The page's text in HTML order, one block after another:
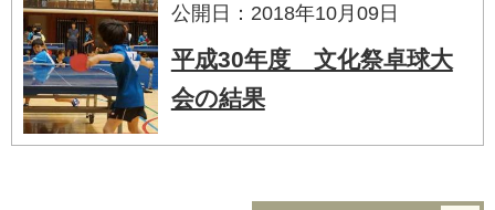
公開日：2018年10月09日
平成30年度 文化祭卓球大
会の結果